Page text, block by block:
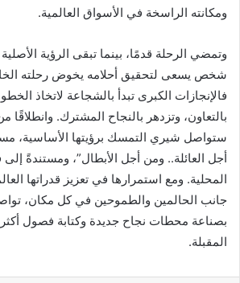
ومكانته الراسخة في الأسواق العالمية.
وتمضي الرحلة قدمًا، بينما تبقى الرؤية الأصلية
شخص يسعى لتحقيق أحلامه يخوض رحلته
فالإنجازات الكبرى تبدأ بالشجاعة لاتخاذ
بالتعاون، وتزدهر بالنجاح المشترك. وانطلاقًا
ستواصل شيري التمسك برؤيتها الأساسية،
أجل العائلة.. ومن أجل الأبطال”، ومستندةً إلى
المحلية. ومع استمرارها في تعزيز قدراتها
جانب الحالمين والطموحين في كل مكان،
بصناعة محطات نجاح جديدة وكتابة فصول أكثر
المقبلة.